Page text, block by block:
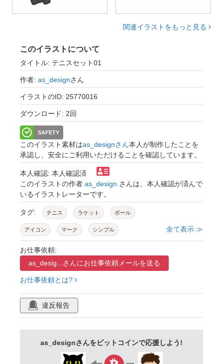
関連イラストをもっと見る
このイラストについて
タイトル: テニスセット01
作者: as_designさん
イラストのID: 25770016
ダウンロード: 2回
SAFETY
このイラスト素材はas_designさん本人が制作したことを
承認し、安全にご利用いただけることを確認しています。
本人確認: 本人確認済
このイラストの作者 as_design さんは、本人確認が済んで
いるイラストレーターです。
タグ: テニス ラケット ボール
アイコン マーク シンプル 全て表示 ≫
お仕事依頼:
as_desig...さんにお仕事依頼メールを送る
お仕事依頼とは?
違反報告
as_designさんをビットコインで応援しよう!